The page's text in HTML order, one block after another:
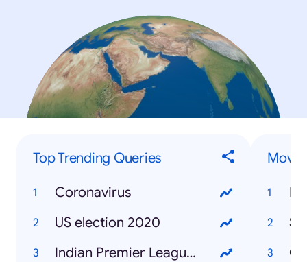
Top Trending Queries
Coronavirus
US election 2020
Indian Premier League (IPL)